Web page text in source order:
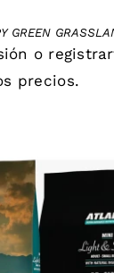
GREEN
o
precios.